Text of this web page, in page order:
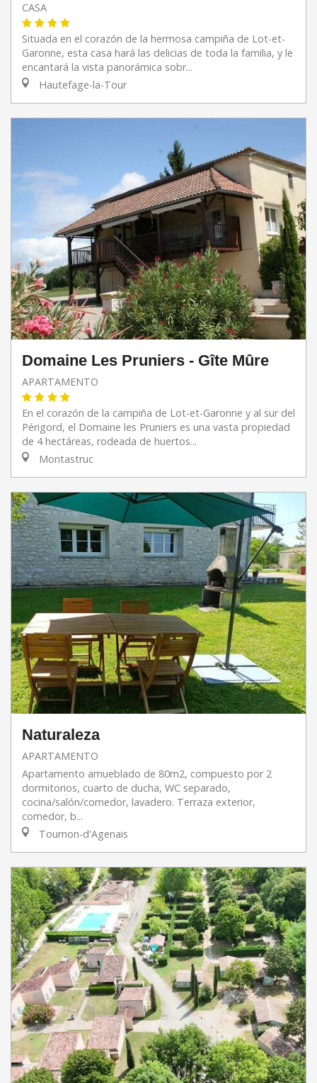
CASA
Situada en el corazón de la hermosa campiña de Lot-et-
Garonne, esta casa hará las delicias de toda la familia, y le
encantará la vista panorámica sobr...
Hautefage-la-Tour
Domaine Les Pruniers - Gîte Mûre
APARTAMENTO
En el corazón de la campiña de Lot-et-Garonne y al sur del
Périgord, el Domaine les Pruniers es una vasta propiedad
de 4 hectáreas, rodeada de huertos...
Montastruc
Naturaleza
APARTAMENTO
Apartamento amueblado de 80m2, compuesto por 2
dormitorios, cuarto de ducha, WC separado,
cocina/salón/comedor, lavadero. Terraza exterior,
comedor, b...
Tournon-d'Agenais